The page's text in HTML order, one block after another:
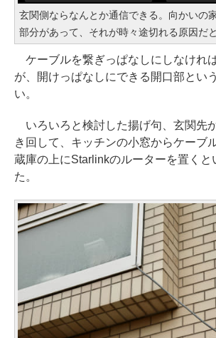
玄関側ならなんとか通信できる。向かいの
部分があって、それが時々途切れる原因だ
ケーブルを繋ぎっぱなしにしなけれ
が、開けっぱなしにできる開口部とい
い。
いろいろと検討した揚げ句、玄関先
き回して、キッチンの小窓からケーブ
蔵庫の上にStarlinkのルーターを置くと
た。